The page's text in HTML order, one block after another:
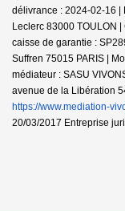
délivrance : 2024-02-16 |
Leclerc 83000 TOULON
caisse de garantie :
Suffren 75015 PARIS |
médiateur : SASU
avenue de la Libération
https://www.mediation-
20/03/2017 Entreprise